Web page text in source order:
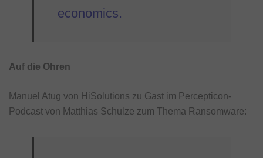
economics.
Auf die Ohren
Manuel Atug von HiSolutions zu Gast im Percepticon-
Podcast von Matthias Schulze zum Thema Ransomware: